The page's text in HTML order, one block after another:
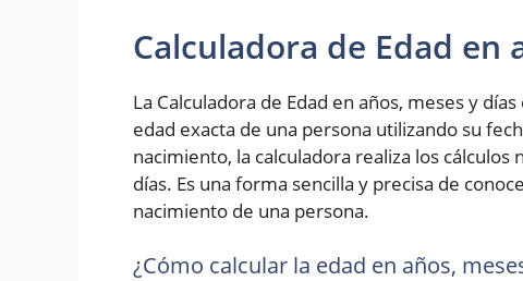
Calculadora de Edad en
La Calculadora de Edad en años, meses y
edad exacta de una persona utilizando su
nacimiento, la calculadora realiza los
días. Es una forma sencilla y precisa de
nacimiento de una persona.
¿Cómo calcular la edad en años,